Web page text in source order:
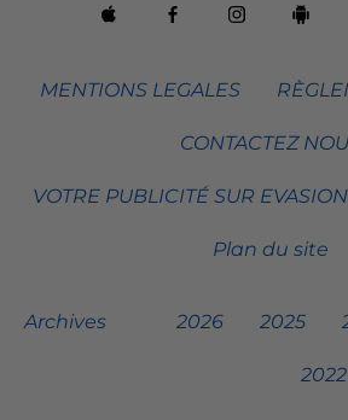
MENTIONS LEGALES
CONTACTEZ
VOTRE PUBLICITÉ SUR EVASION
Plan du site
Archives 2026 2025
2022